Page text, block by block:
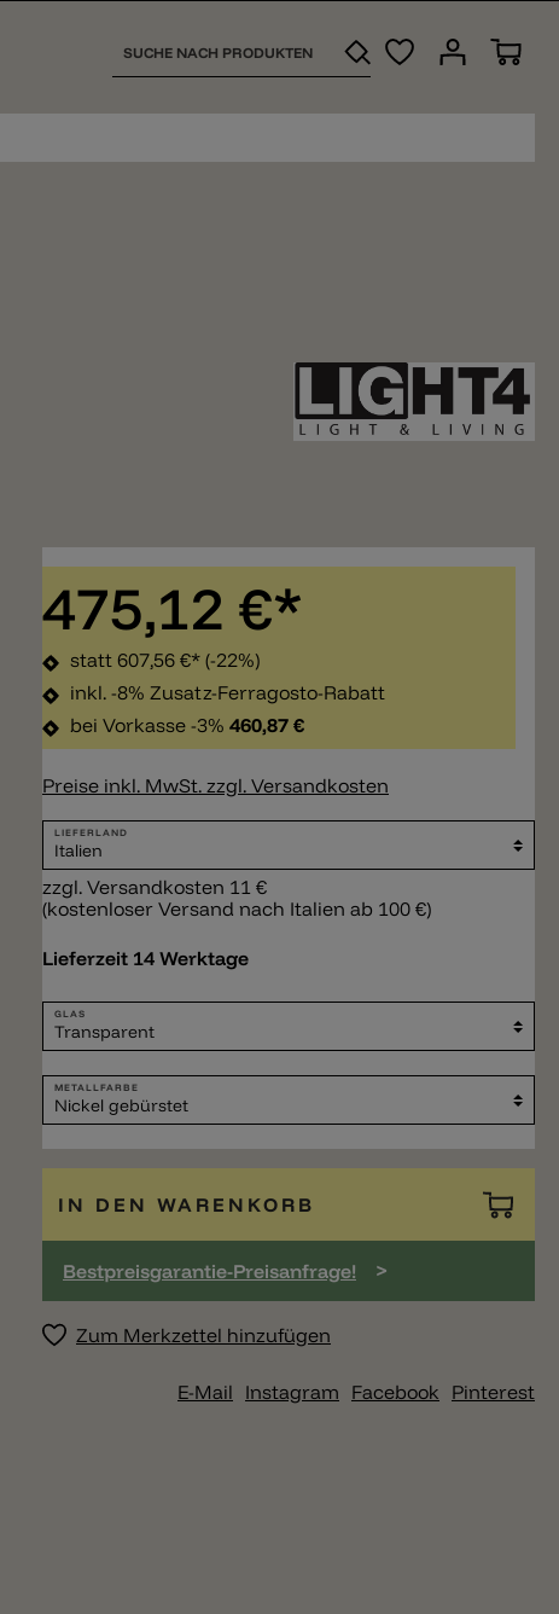
475,12 €*
statt 607,56 €* (-22%)
inkl. -8% Zusatz-Ferragosto-Rabatt
bei Vorkasse -3% 460,87 €
Preise inkl. MwSt. zzgl. Versandkosten
LIEFERLAND
zzgl. Versandkosten 11 €
(kostenloser Versand nach Italien ab 100 €)
Lieferzeit 14 Werktage
GLAS
METALLFARBE
IN DEN WARENKORB
Bestpreisgarantie-Preisanfrage! >
Zum Merkzettel hinzufügen
E-Mail Instagram Facebook Pinterest